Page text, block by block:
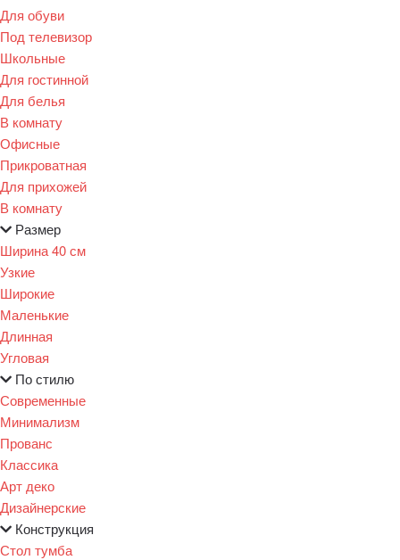
Для обуви
Под телевизор
Школьные
Для гостинной
Для белья
В комнату
Офисные
Прикроватная
Для прихожей
В комнату
Размер
Ширина 40 см
Узкие
Широкие
Маленькие
Длинная
Угловая
По стилю
Современные
Минимализм
Прованс
Классика
Арт деко
Дизайнерские
Конструкция
Стол тумба